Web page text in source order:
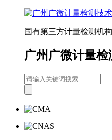
国有第三方计量检测机构
广州广微计量检